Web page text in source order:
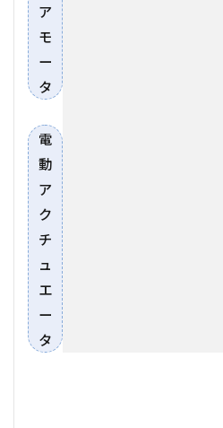
ア
モ
ー
タ
電
動
ア
ク
チ
ュ
エ
ー
タ